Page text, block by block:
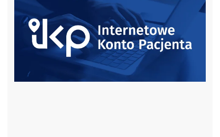
czytaj więcej